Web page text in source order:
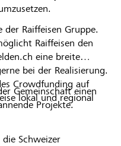
Raiffeisen Gruppe.
Raiffeisen den
eine breite
bei der Realisierung.
Crowdfunding auf
lokal und regional
Gemeinschaft einen
Projekte.
Schweizer